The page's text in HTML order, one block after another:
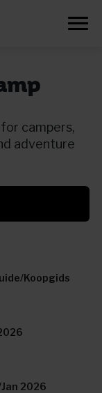
campers,
adventure
Koopgids
2026